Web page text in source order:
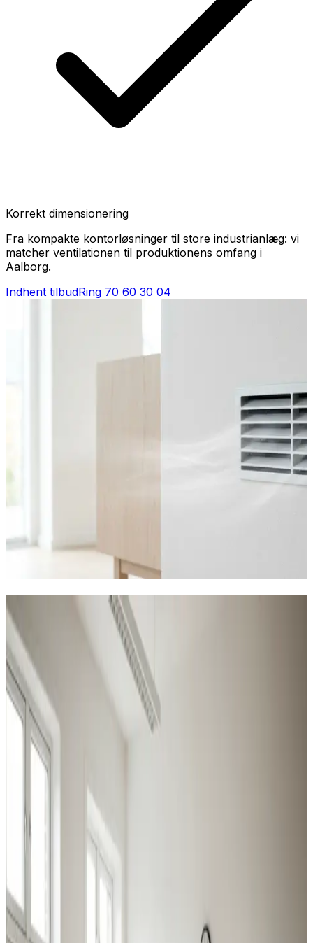
Korrekt dimensionering
Fra kompakte kontorløsninger til store industrianlæg: vi
matcher ventilationen til produktionens omfang i
Aalborg.
Indhent tilbudRing 70 60 30 04
Sådan hjælper vi virksomheder i
Aalborg
Industri, produktion, lager og kontor i Aalborg: vi leverer
ventilation der matcher belastningen og overholder
Arbejdstilsynets krav.
Procesventilation
Udsugning ved svejsning, slibning og kemikalier i
Aalborg. Overholder Arbejdstilsynets krav.
Læs mere